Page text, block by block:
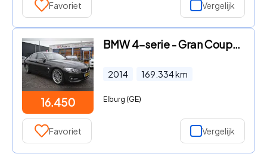
Favoriet Vergelijk
16.450
BMW 4-serie - Gran Coupé 428i High Executive
2014 169.334km
Elburg (GE)
Favoriet Vergelijk